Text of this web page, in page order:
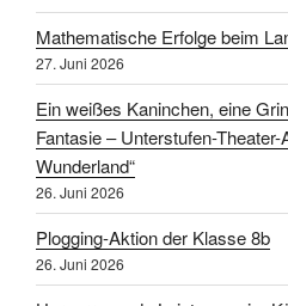
Mathematische Erfolge beim
27. Juni 2026
Ein weißes Kaninchen, eine
Fantasie – Unterstufen-
Wunderland“
26. Juni 2026
Plogging-Aktion der Klasse 8b
26. Juni 2026